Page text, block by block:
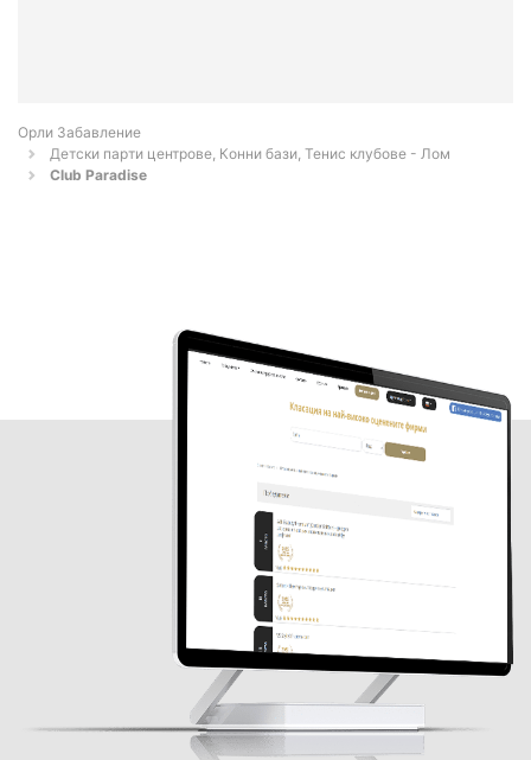
Орли Забавление
Детски парти центрове, Конни бази, Тенис клубове - Лом
Club Paradise